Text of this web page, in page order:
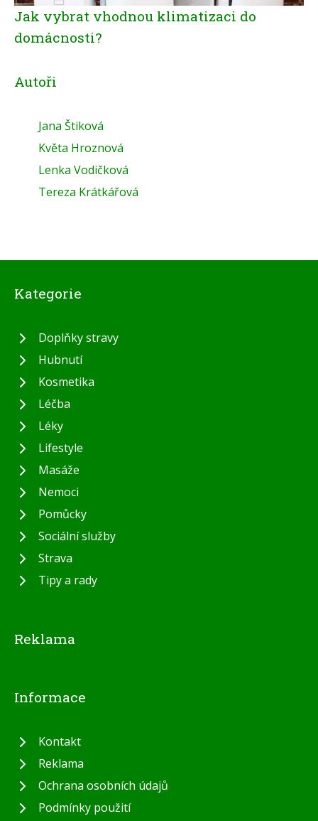
Jak vybrat vhodnou klimatizaci do
domácnosti?
Autoři
Jana Štiková
Květa Hroznová
Lenka Vodičková
Tereza Krátkářová
Kategorie
Doplňky stravy
Hubnutí
Kosmetika
Léčba
Léky
Lifestyle
Masáže
Nemoci
Pomůcky
Sociální služby
Strava
Tipy a rady
Reklama
Informace
Kontakt
Reklama
Ochrana osobních údajů
Podmínky použití